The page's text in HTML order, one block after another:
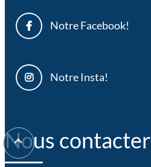
Notre Facebook!
Notre Insta!
Nous contacter